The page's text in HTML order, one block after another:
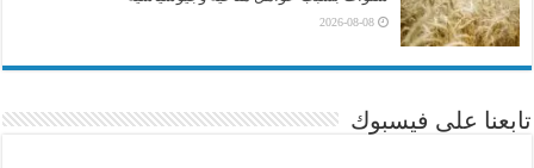
2026-08-08
تابعنا على فيسبوك